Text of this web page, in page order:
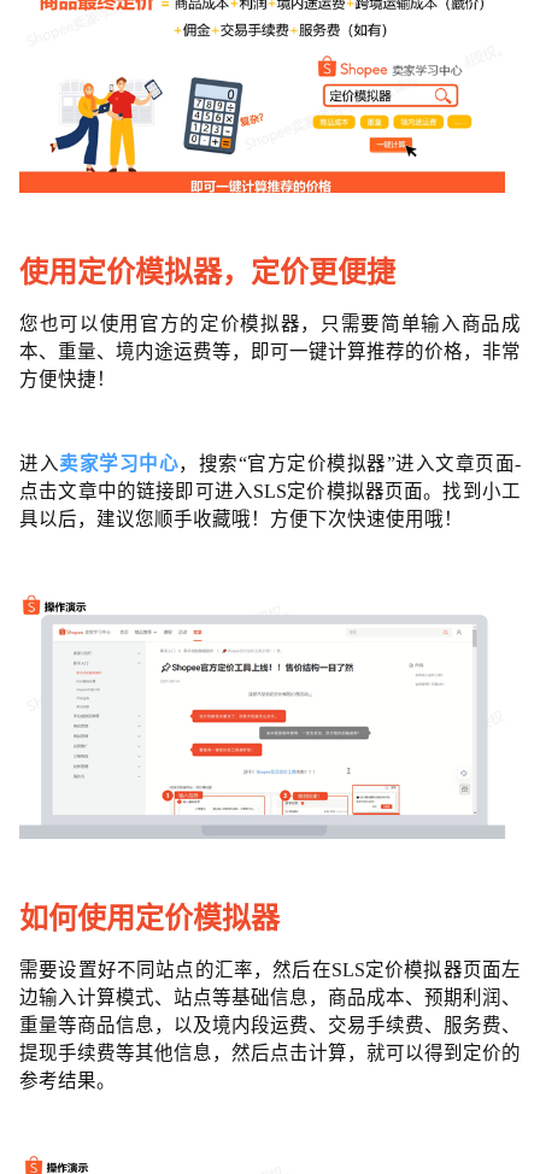
使用定价模拟器，定价更便捷
您也可以使用官方的定价模拟器，只需要简单输入商品成
本、重量、境内途运费等，即可一键计算推荐的价格，非常
方便快捷！
进入卖家学习中心，搜索“官方定价模拟器”进入文章页面-
点击文章中的链接即可进入SLS定价模拟器页面。找到小工
具以后，建议您顺手收藏哦！方便下次快速使用哦！
如何使用定价模拟器
需要设置好不同站点的汇率，然后在SLS定价模拟器页面左
边输入计算模式、站点等基础信息，商品成本、预期利润、
重量等商品信息，以及境内段运费、交易手续费、服务费、
提现手续费等其他信息，然后点击计算，就可以得到定价的
参考结果。